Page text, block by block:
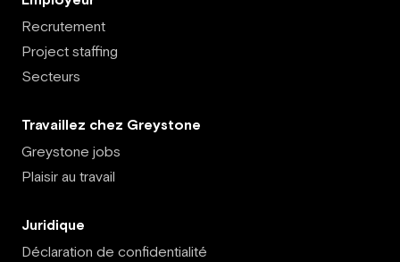
Recrutement
Project staffing
Secteurs
Travaillez chez Greystone
Greystone jobs
Plaisir au travail
Juridique
Déclaration de confidentialité